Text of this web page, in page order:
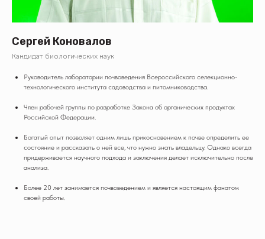
Сергей Коновалов
Кандидат биологических наук
Руководитель лаборатории почвоведения Всероссийского селекционно-
технологического института садоводства и питомниководства.
Член рабочей группы по разработке Закона об органических продуктах
Российской Федерации.
Богатый опыт позволяет одним лишь прикосновением к почве определить ее
состояние и рассказать о ней все, что нужно знать владельцу. Однако всегда
придерживается научного подхода и заключения делает исключительно после
анализа.
Более 20 лет занимается почвоведением и является настоящим фанатом
своей работы.